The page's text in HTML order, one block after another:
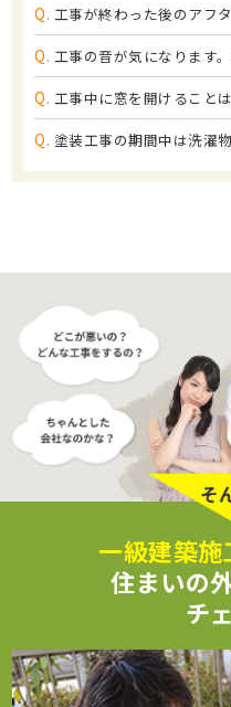
Q. 工事が終わった後のアフ
Q. 工事の音が気になります
Q. 工事中に窓を開けること
Q. 塗装工事の期間中は洗濯
一級建築
住まいの
チ